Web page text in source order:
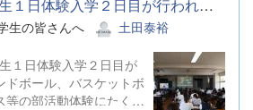
7月29日(水)に中学生１日体験入学２日目が行われました。ハンドボ...
生の皆さんへ 土田泰裕
１日体験入学２日目が
ドボール、バスケットボ
等の部活動体験にたくさ